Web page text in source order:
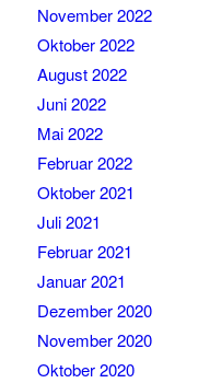
November 2022
Oktober 2022
August 2022
Juni 2022
Mai 2022
Februar 2022
Oktober 2021
Juli 2021
Februar 2021
Januar 2021
Dezember 2020
November 2020
Oktober 2020